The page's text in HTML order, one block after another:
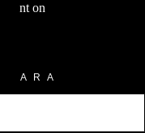
nt on
ARA